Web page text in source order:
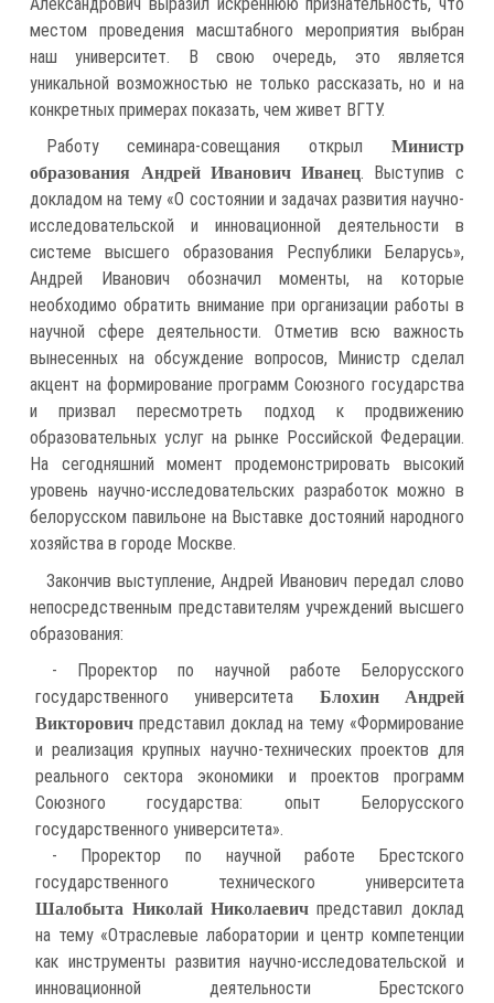
местом проведения масштабного мероприятия выбран
наш университет. В свою очередь, это является
уникальной возможностью не только рассказать, но и на
конкретных примерах показать, чем живет ВГТУ.
Работу семинара-совещания открыл Министр
образования Андрей Иванович Иванец. Выступив с
докладом на тему «О состоянии и задачах развития научно-
исследовательской и инновационной деятельности в
системе высшего образования Республики Беларусь»,
Андрей Иванович обозначил моменты, на которые
необходимо обратить внимание при организации работы в
научной сфере деятельности. Отметив всю важность
вынесенных на обсуждение вопросов, Министр сделал
акцент на формирование программ Союзного государства
и призвал пересмотреть подход к продвижению
образовательных услуг на рынке Российской Федерации.
На сегодняшний момент продемонстрировать высокий
уровень научно-исследовательских разработок можно в
белорусском павильоне на Выставке достояний народного
хозяйства в городе Москве.
Закончив выступление, Андрей Иванович передал слово
непосредственным представителям учреждений высшего
образования:
- Проректор по научной работе Белорусского
государственного университета Блохин Андрей
Викторович представил доклад на тему «Формирование
и реализация крупных научно-технических проектов для
реального сектора экономики и проектов программ
Союзного государства: опыт Белорусского
государственного университета».
- Проректор по научной работе Брестского
государственного технического университета
Шалобыта Николай Николаевич представил доклад
на тему «Отраслевые лаборатории и центр компетенции
как инструменты развития научно-исследовательской и
инновационной деятельности Брестского